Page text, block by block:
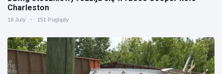
Charleston
16 July 151 Poglądy